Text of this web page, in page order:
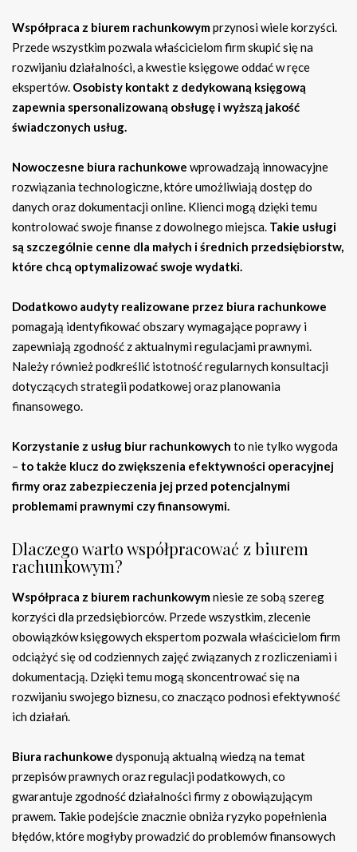
Współpraca z biurem rachunkowymprzynosi wiele korzyści.
Przede wszystkim pozwala właścicielom firm skupić się na
rozwijaniu działalności, a kwestie księgowe oddać w ręce
ekspertów. Osobisty kontakt z dedykowaną księgową
zapewnia spersonalizowaną obsługę i wyższą jakość
świadczonych usług.
Nowoczesne biura rachunkowe wprowadzają innowacyjne
rozwiązania technologiczne, które umożliwiają dostęp do
danych oraz dokumentacji online. Klienci mogą dzięki temu
kontrolować swoje finanse z dowolnego miejsca. Takie usługi
są szczególnie cenne dla małych i średnich przedsiębiorstw,
które chcą optymalizować swoje wydatki.
Dodatkowo audyty realizowane przez biura rachunkowe
pomagają identyfikować obszary wymagające poprawy i
zapewniają zgodność z aktualnymi regulacjami prawnymi.
Należy również podkreślić istotność regularnych konsultacji
dotyczących strategii podatkowej oraz planowania
finansowego.
Korzystanie z usług biur rachunkowych to nie tylko wygoda
– to także klucz do zwiększenia efektywności operacyjnej
firmy oraz zabezpieczenia jej przed potencjalnymi
problemami prawnymi czy finansowymi.
Dlaczego warto współpracować z biurem
rachunkowym?
Współpraca z biurem rachunkowymniesie ze sobą szereg
korzyści dla przedsiębiorców. Przede wszystkim, zlecenie
obowiązków księgowych ekspertom pozwala właścicielom firm
odciążyć się od codziennych zajęć związanych z rozliczeniami i
dokumentacją. Dzięki temu mogą skoncentrować się na
rozwijaniu swojego biznesu, co znacząco podnosi efektywność
ich działań.
Biura rachunkowe dysponują aktualną wiedzą na temat
przepisów prawnych oraz regulacji podatkowych, co
gwarantuje zgodność działalności firmy z obowiązującym
prawem. Takie podejście znacznie obniża ryzyko popełnienia
błędów, które mogłyby prowadzić do problemów finansowych